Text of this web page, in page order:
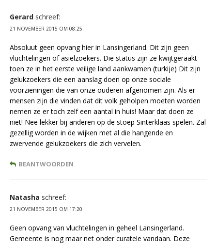
Gerard schreef:
21 NOVEMBER 2015 OM 08:25
Absoluut geen opvang hier in Lansingerland. Dit zijn geen
vluchtelingen of asielzoekers. Die status zijn ze kwijtgeraakt
toen ze in het eerste veilige land aankwamen (turkije) Dit zijn
gelukzoekers die een aanslag doen op onze sociale
voorzieningen die van onze ouderen afgenomen zijn. Als er
mensen zijn die vinden dat dit volk geholpen moeten worden
nemen ze er toch zelf een aantal in huis! Maar dat doen ze
niet! Nee lekker bij anderen op de stoep Sinterklaas spelen. Zal
gezellig worden in de wijken met al die hangende en
zwervende gelukzoekers die zich vervelen.
BEANTWOORDEN
Natasha schreef:
21 NOVEMBER 2015 OM 17:20
Geen opvang van vluchtelingen in geheel Lansingerland.
Gemeente is nog maar net onder curatele vandaan. Deze